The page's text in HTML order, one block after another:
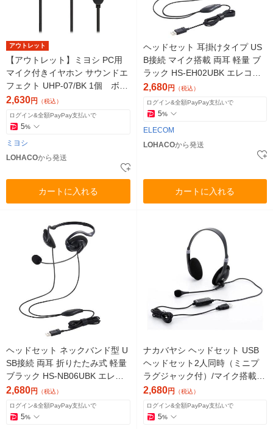
アウトレット
【アウトレット】ミヨシ PC用
マイク付きイヤホン サウンドエ
フェクト UHP-07/BK 1個 ボイ
スチェンジ機能 サウンドエフ
ェクト機能
2,630円 （税込）
ログイン&全額PayPay支払いで
5%
ミヨシ
LOHACOから発送
カートに入れる
ヘッドセット 耳掛けタイプ US
B接続 マイク搭載 両耳 軽量 ブ
ラック HS-EH02UBK エレコム
1個
2,680円 （税込）
ログイン&全額PayPay支払いで
5%
ELECOM
LOHACOから発送
カートに入れる
ヘッドセット ネックバンド型 U
SB接続 両耳 折りたたみ式 軽量
ブラック HS-NB06UBK エレコ
ム 1個
2,680円 （税込）
ログイン&全額PayPay支払いで
5%
ナカバヤシ ヘッドセット USB
ヘッドセット2人同時（ミニプ
ラグジャック付）/マイク搭載/M
HM-SU32BK 1個
2,680円 （税込）
ログイン&全額PayPay支払いで
5%